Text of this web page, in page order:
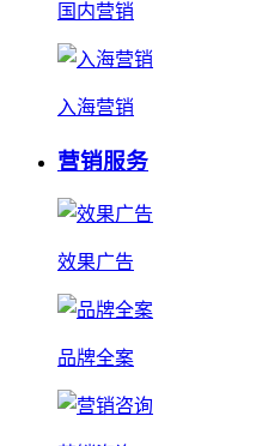
国内营销
入海营销
营销服务
效果广告
品牌全案